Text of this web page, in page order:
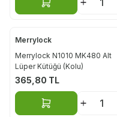
Sepete Ekle
Merrylock
Merrylock N1010 MK480 Alt
Lüper Kütüğü (Kolu)
365,80 TL
Sepete Ekle